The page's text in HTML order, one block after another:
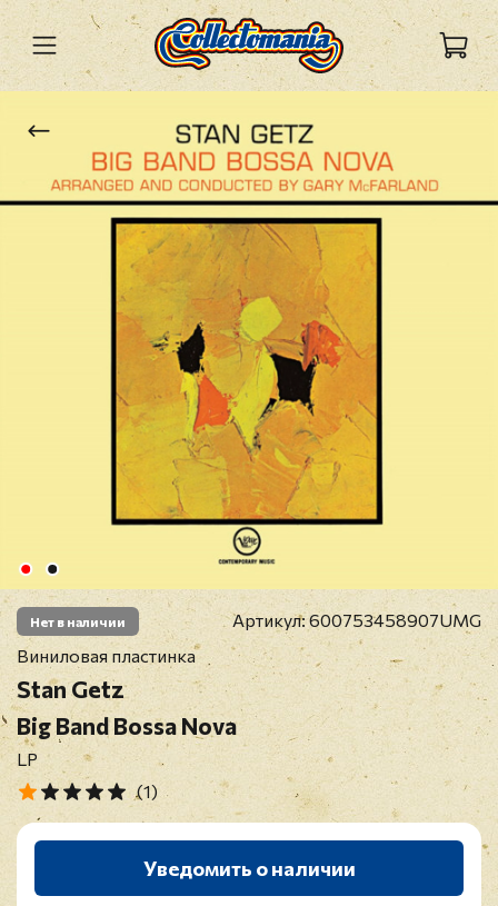
Нет в наличии Артикул:600753458907UMG
Виниловая пластинка
Stan Getz
Big Band Bossa Nova
LP
(1)
Уведомить о наличии